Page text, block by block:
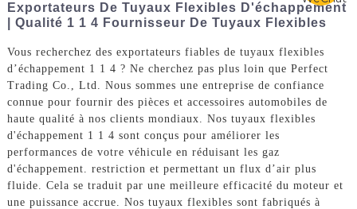
Exportateurs De Tuyaux Flexibles D'échappement
| Qualité 1 1 4 Fournisseur De Tuyaux Flexibles
Vous recherchez des exportateurs fiables de tuyaux flexibles
d’échappement 1 1 4 ? Ne cherchez pas plus loin que Perfect
Trading Co., Ltd. Nous sommes une entreprise de confiance
connue pour fournir des pièces et accessoires automobiles de
haute qualité à nos clients mondiaux. Nos tuyaux flexibles
d'échappement 1 1 4 sont conçus pour améliorer les
performances de votre véhicule en réduisant les gaz
d'échappement. restriction et permettant un flux d’air plus
fluide. Cela se traduit par une meilleure efficacité du moteur et
une puissance accrue. Nos tuyaux flexibles sont fabriqués à